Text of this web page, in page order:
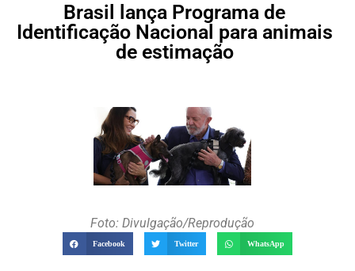
Brasil lança Programa de
Identificação Nacional para animais
de estimação
Foto: Divulgação/Reprodução
Facebook Twitter WhatsApp